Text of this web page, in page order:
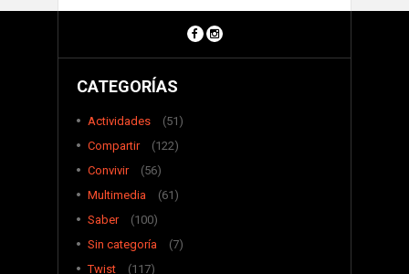
CATEGORÍAS
Actividades
(51)
Compartir
(122)
Convivir
(56)
Multimedia
(61)
Saber
(100)
Sin categoría
(7)
Twist
(117)